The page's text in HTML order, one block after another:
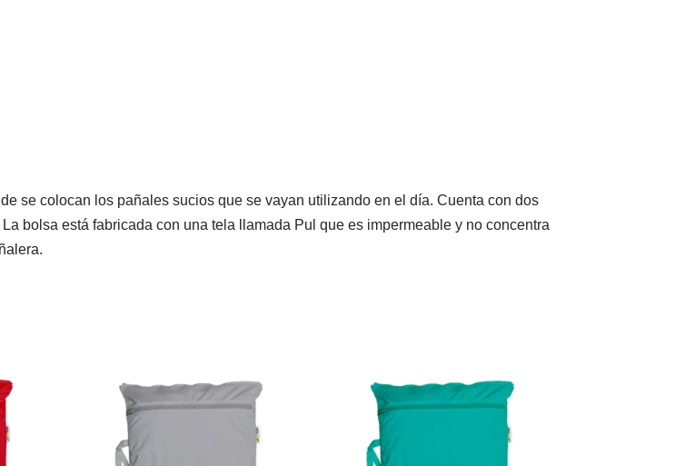
se colocan los pañales sucios que se vayan utilizando en el día. Cuenta con dos
bolsa está fabricada con una tela llamada Pul que es impermeable y no concentra